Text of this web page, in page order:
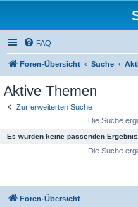
FAQ
Foren-Übersicht Suche
Aktive Themen
Zur erweiterten Suche
Die Suche
Es wurden keine passenden
Die Suche
Foren-Übersicht